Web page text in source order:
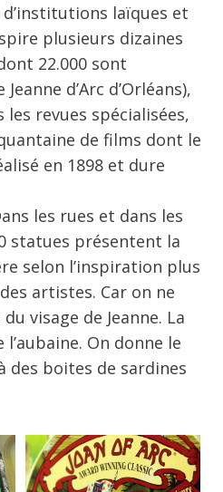
laïques et
plusieurs dizaines
22.000 sont
d’Arc d’Orléans),
les revues spécialisées,
de films dont le
en 1898 et dure
les rues et dans les
statues présentent la
selon l’inspiration plus
artistes. Car on ne
visage de Jeanne. La
On donne le
des boites de sardines